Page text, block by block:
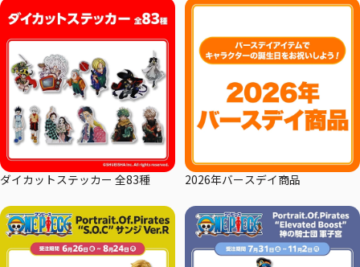
ダイカットステッカー 全83種 2026年バースデイ商品